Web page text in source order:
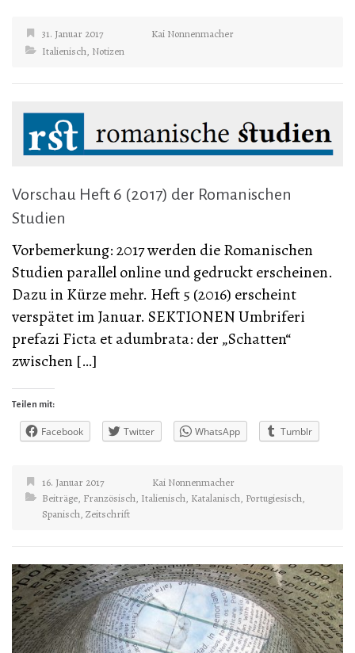
31. Januar 2017
Kai Nonnenmacher
Italienisch, Notizen
Vorschau Heft 6 (2017) der Romanischen
Studien
Vorbemerkung: 2017 werden die Romanischen
Studien parallel online und gedruckt erscheinen.
Dazu in Kürze mehr. Heft 5 (2016) erscheint
verspätet im Januar. SEKTIONEN Umbriferi
prefazi Ficta et adumbrata: der „Schatten“
zwischen […]
Teilen mit:
Facebook Twitter WhatsApp Tumblr
16. Januar 2017
Kai Nonnenmacher
Beiträge, Französisch, Italienisch, Katalanisch, Portugiesisch,
Spanisch, Zeitschrift